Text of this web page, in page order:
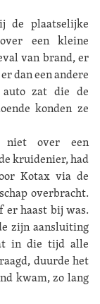
de plaatselijke
een kleine
van brand, er
dan een andere
zat die de
konden ze
niet over een
kruidenier, had
Kotax via de
overbracht.
er haast bij was.
zijn aansluiting
in die tijd alle
duurde het
kwam, zo lang